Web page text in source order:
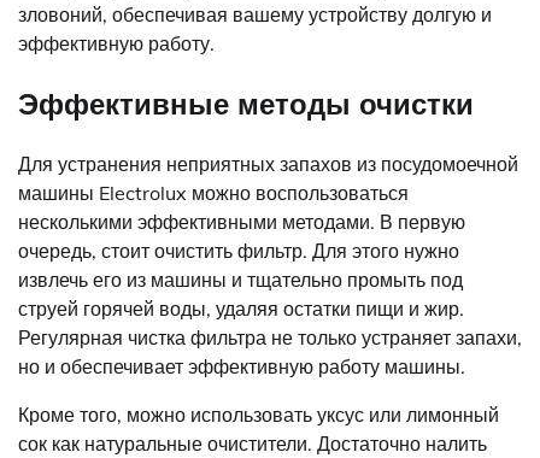
зловоний, обеспечивая вашему устройству долгую и
эффективную работу.
Эффективные методы очистки
Для устранения неприятных запахов из посудомоечной
машины Electrolux можно воспользоваться
несколькими эффективными методами. В первую
очередь, стоит очистить фильтр. Для этого нужно
извлечь его из машины и тщательно промыть под
струей горячей воды, удаляя остатки пищи и жир.
Регулярная чистка фильтра не только устраняет запахи,
но и обеспечивает эффективную работу машины.
Кроме того, можно использовать уксус или лимонный
сок как натуральные очистители. Достаточно налить